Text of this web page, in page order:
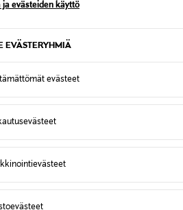
ja evästeiden käyttö
EVÄSTERYHMIÄ
evästeet
A+MORE
Original Price
24,90 €